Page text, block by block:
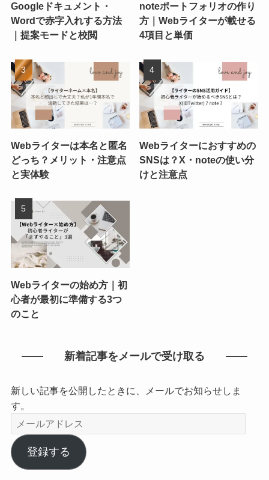
Googleドキュメント・
Wordで赤字入れする方法
｜提案モードと校閲
noteポートフォリオの作り
方｜Webライターが載せる
4項目と単価
Webライターは本名と匿名
どっち？メリット・注意点
と実体験
Webライターにおすすめの
SNSは？X・noteの使い分
けと注意点
Webライターの始め方｜初
心者が最初に準備する3つ
のこと
新着記事をメールで受け取る
新しい記事を公開したときに、メールでお知らせしま
す。
メ
ー
ル
ア
登録する